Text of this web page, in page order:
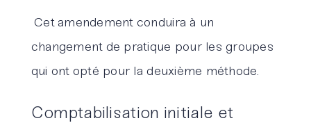
Cet amendement conduira à un
changement de pratique pour les groupes
qui ont opté pour la deuxième méthode.
Comptabilisation initiale et